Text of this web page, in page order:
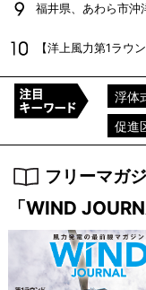
福井県、あわら市
【洋上風力第1ラウ
浮体
促進
フリーマガ
「WIND